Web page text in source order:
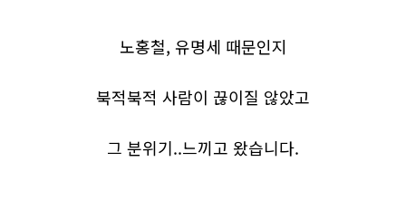
노홍철, 유명세 때문인지
북적북적 사람이 끊이질 않았고
그 분위기..느끼고 왔습니다.